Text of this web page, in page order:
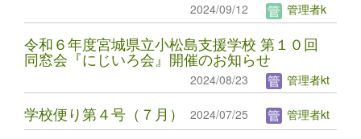
2024/09/12 管理者k
令和６年度宮城県立小松島支援学校 第１０回
同窓会『にじいろ会』開催のお知らせ
2024/08/23 管理者kt
学校便り第４号（７月） 2024/07/25 管理者kt